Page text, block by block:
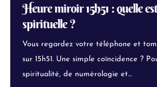
Heure miroir 15h51 : quelle
spirituelle ?
Vous regardez votre téléphone et
sur 15h51. Une simple coïncidence ?
spiritualité, de numérologie et...